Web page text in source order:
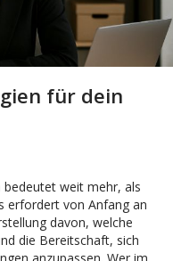
für dein
bedeutet weit mehr, als
erfordert von Anfang an
davon, welche
die Bereitschaft, sich